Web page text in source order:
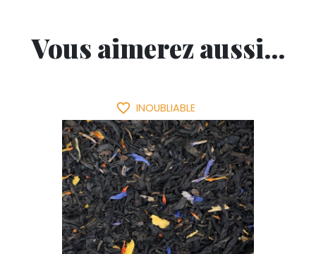
Vous aimerez aussi...
favorite_border INOUBLIABLE